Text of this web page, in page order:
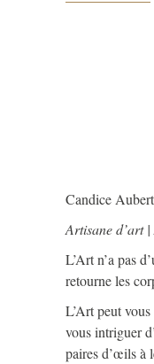
Candice
Artisane d’art
L’Art n’a pas
retourne les
L’Art peut
vous intriguer
paires d’œils à